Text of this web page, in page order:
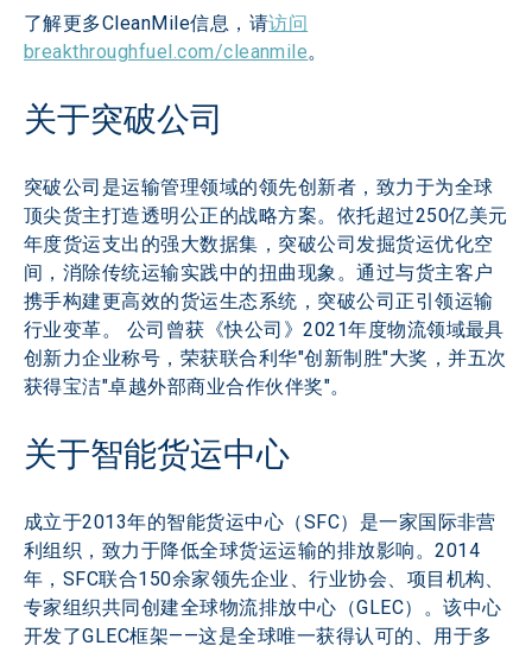
了解更多CleanMile信息，请访问
breakthroughfuel.com/cleanmile。
关于突破公司
突破公司是运输管理领域的领先创新者，致力于为全球
顶尖货主打造透明公正的战略方案。依托超过250亿美元
年度货运支出的强大数据集，突破公司发掘货运优化空
间，消除传统运输实践中的扭曲现象。通过与货主客户
携手构建更高效的货运生态系统，突破公司正引领运输
行业变革。 公司曾获《快公司》2021年度物流领域最具
创新力企业称号，荣获联合利华"创新制胜"大奖，并五次
获得宝洁"卓越外部商业合作伙伴奖"。
关于智能货运中心
成立于2013年的智能货运中心（SFC）是一家国际非营
利组织，致力于降低全球货运运输的排放影响。2014
年，SFC联合150余家领先企业、行业协会、项目机构、
专家组织共同创建全球物流排放中心（GLEC）。该中心
开发了GLEC框架——这是全球唯一获得认可的、用于多